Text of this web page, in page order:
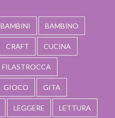
BAMBINI BAMBINO
CRAFT CUCINA
FILASTROCCA
GIOCO GITA
LEGGERE LETTURA